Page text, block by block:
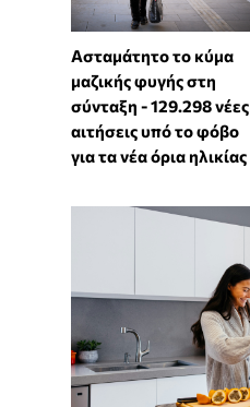
Ασταμάτητο το κύμα
μαζικής φυγής στη
σύνταξη - 129.298 νέες
αιτήσεις υπό το φόβο
για τα νέα όρια ηλικίας